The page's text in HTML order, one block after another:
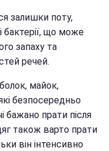
залишки поту,
бактерії, що може
запаху та
речей.
майок,
безпосередньо
бажано прати після
також варто прати
він інтенсивно